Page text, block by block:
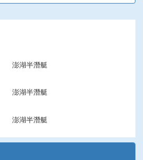
澎湖半潛艇
澎湖半潛艇
澎湖半潛艇